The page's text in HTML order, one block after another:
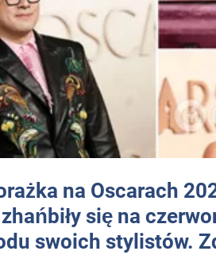
na Oscarach
się na
swoich stylistów.